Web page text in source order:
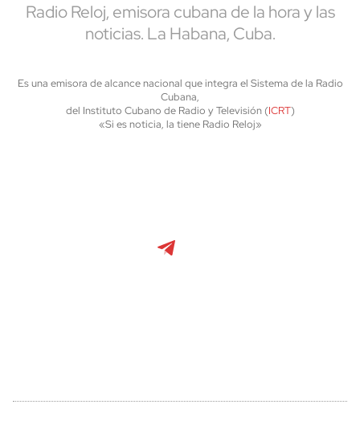
Radio Reloj, emisora cubana de la hora y las
noticias. La Habana, Cuba.
Es una emisora de alcance nacional que integra el Sistema de la Radio
Cubana,
del Instituto Cubano de Radio y Televisión (ICRT)
«Si es noticia, la tiene Radio Reloj»